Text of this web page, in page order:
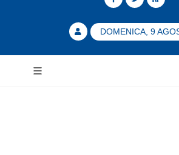
DOMENICA, 9